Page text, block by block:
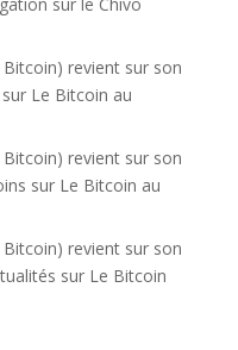
revient sur son
sur Le Bitcoin au
revient sur son
sur Le Bitcoin au
revient sur son
sur Le Bitcoin